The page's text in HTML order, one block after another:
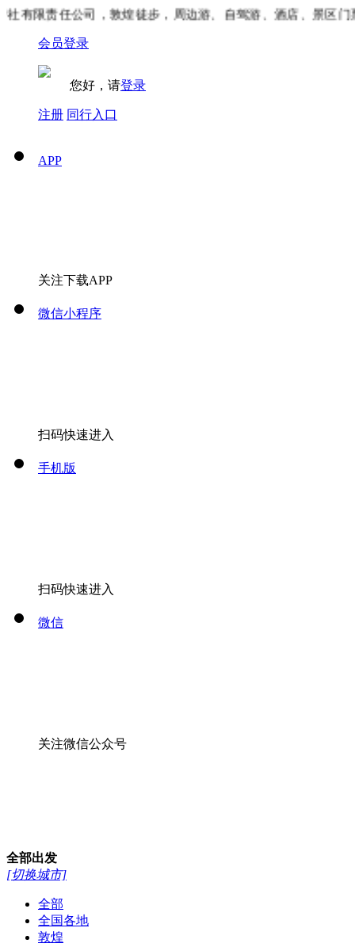
限责任公司，敦煌徒步，周边游、自驾游、酒店、景区门票
会员登录
您好，请登录
注册 同行入口
APP
关注下载APP
微信小程序
扫码快速进入
手机版
扫码快速进入
微信
关注微信公众号
全部出发
[切换城市]
全部
全国各地
敦煌